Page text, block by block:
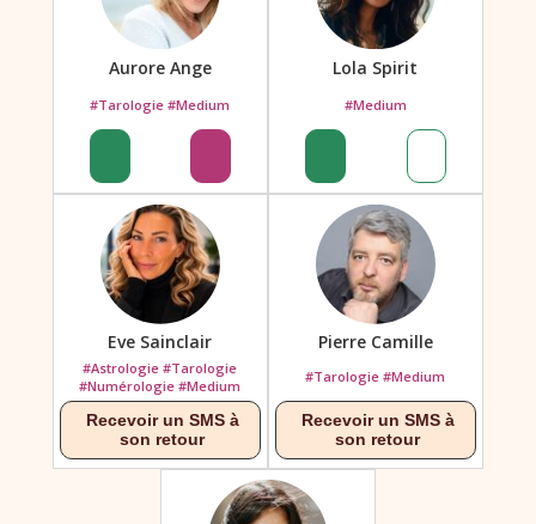
Aurore Ange
#Tarologie #Medium
Lola Spirit
#Medium
Eve Sainclair
#Astrologie #Tarologie
#Numérologie #Medium
Pierre Camille
#Tarologie #Medium